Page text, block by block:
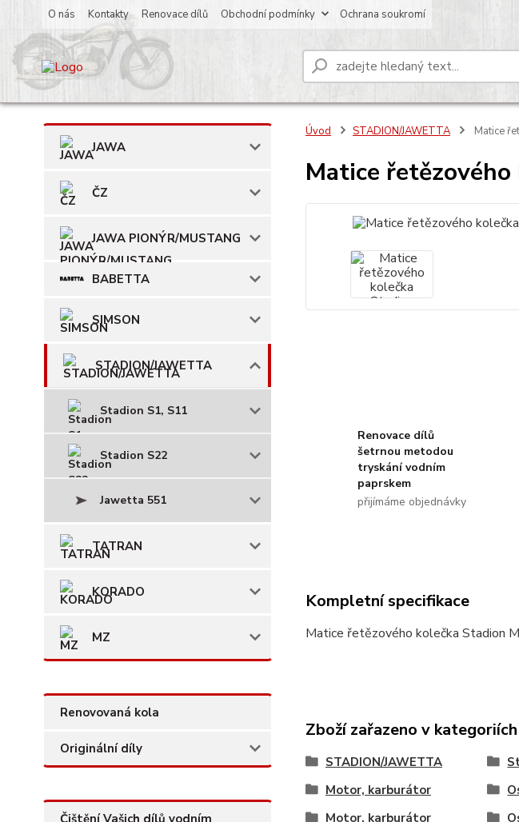
O nás Kontakty Renovace dílů Obchodní podmínky Ochrana soukromí
JAWA
ČZ
JAWA PIONÝR/MUSTANG
BABETTA
SIMSON
STADION/JAWETTA
Stadion S1, S11
Stadion S22
Jawetta 551
TATRAN
KORADO
MZ
Renovovaná kola
Originální díly
Čištění Vašich dílů vodním
Úvod STADION/JAWETTA Matice
Matice
Renovace dílů
šetrnou metodou
tryskání vodním
paprskem
přijímáme objednávky
Kompletní specifikace
Matice řetězového kolečka Stadion
Zboží zařazeno v kategoriích
STADION/JAWETTA
Motor, karburátor
Motor, karburátor